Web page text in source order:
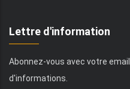
Lettre d'information
Abonnez-vous avec votre
d'informations.